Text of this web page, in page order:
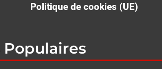
Politique de cookies (UE)